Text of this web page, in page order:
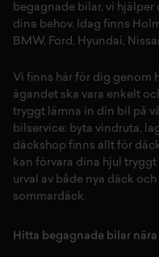
begagnade bilar, vi hjälper
dina behov. Idag finns
BMW, Ford , Hyundai,
Vi finns här för dig genom
ägandet ska vara enkelt
tryggt lämna in din bil på
bilservice: byta vindruta,
däckshop finns allt för
kan förvara dina hjul tryggt
urval av både nya däck och
sommardäck.
Hitta begagnade bilar